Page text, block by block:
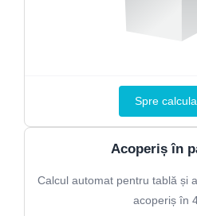
Spre
Acoperiș în
Calcul automat pentru tablă și
acoperiș în